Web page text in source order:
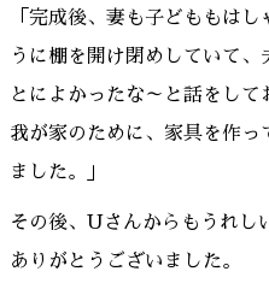
「完成後、妻も子どももは
うに棚を開け閉めしていて
とによかったな～と話をして
我が家のために、家具を作っ
ました。」
その後、Uさんからもうれし
ありがとうございました。